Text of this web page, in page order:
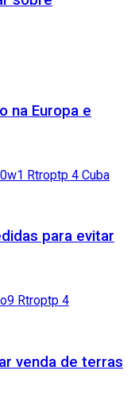
na Europa e
para evitar
venda de terras